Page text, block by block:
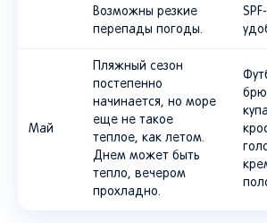
Возможны резкие
перепады погоды.
Май
Пляжный сезон
постепенно
начинается, но море
еще не такое
теплое, как летом.
Днем может быть
тепло, вечером
прохладно.